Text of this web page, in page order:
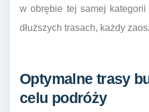
w obrębie tej samej
dłuższych trasach, każdy
Optymalne trasy
celu podróży